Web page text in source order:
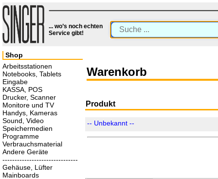
... wo’s noch echten
Service gibt!
Warenkorb
Produkt
-- Unbekannt --
Shop
Arbeitsstationen
Notebooks, Tablets
Eingabe
KASSA, POS
Drucker, Scanner
Monitore und TV
Handys, Kameras
Sound, Video
Speichermedien
Programme
Verbrauchsmaterial
Andere Geräte
-------------------------------
Gehäuse, Lüfter
Mainboards